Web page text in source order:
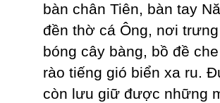
bàn chân Tiên, bàn tay
đền thờ cá Ông, nơi
bóng cây bàng, bồ đề
rào tiếng gió biển xa ru.
còn lưu giữ được những